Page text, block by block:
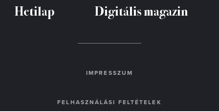
Hetilap Digitális magazin
IMPRESSZUM
FELHASZNÁLÁSI FELTÉTELEK